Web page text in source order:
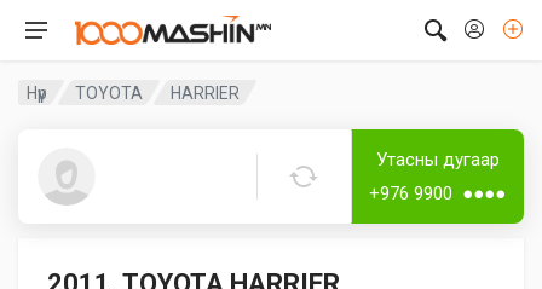
Нүүр TOYOTA HARRIER
Утасны дугаар
+976 9900 ●●●●